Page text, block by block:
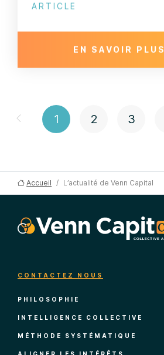
ARTICLE
EN SAVOIR PLUS
1 2 3
Accueil L’actualité de Venn Capital
CONTACTEZ NOUS
PHILOSOPHIE
INTELLIGENCE COLLECTIVE
MÉTHODE SYSTÉMATIQUE